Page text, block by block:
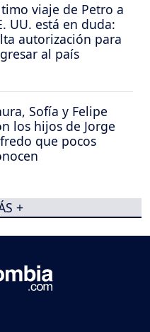
viaje de Petro a
UU. está en duda:
autorización para
al país
Sofía y Felipe
los hijos de Jorge
que pocos
+